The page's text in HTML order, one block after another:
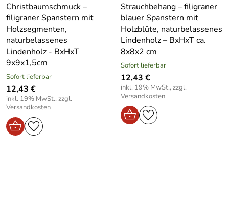
Christbaumschmuck –
filigraner Spanstern mit
Holzsegmenten,
naturbelassenes
Lindenholz - BxHxT
9x9x1,5cm
Sofort lieferbar
12,43 €
inkl. 19% MwSt., zzgl.
Versandkosten
Strauchbehang – filigraner
blauer Spanstern mit
Holzblüte, naturbelassenes
Lindenholz – BxHxT ca.
8x8x2 cm
Sofort lieferbar
12,43 €
inkl. 19% MwSt., zzgl.
Versandkosten